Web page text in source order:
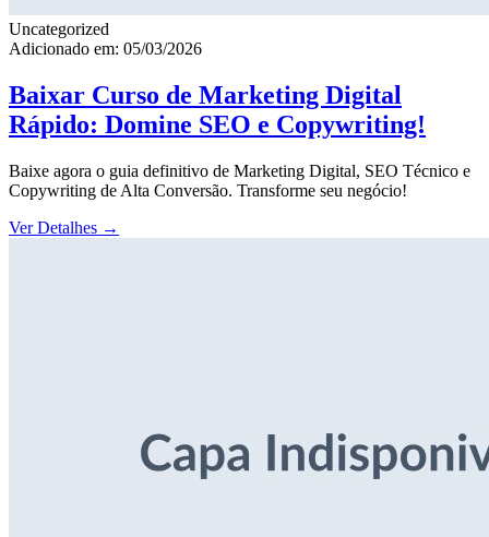
Uncategorized
Adicionado em: 05/03/2026
Baixar Curso de Marketing Digital
Rápido: Domine SEO e Copywriting!
Baixe agora o guia definitivo de Marketing Digital, SEO Técnico e
Copywriting de Alta Conversão. Transforme seu negócio!
Ver Detalhes →